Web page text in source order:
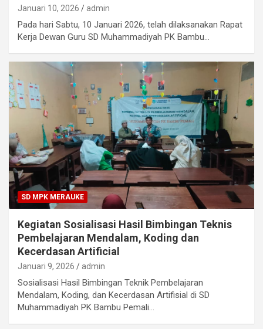
Januari 10, 2026 admin
Pada hari Sabtu, 10 Januari 2026, telah dilaksanakan Rapat
Kerja Dewan Guru SD Muhammadiyah PK Bambu…
SD MPK MERAUKE
Kegiatan Sosialisasi Hasil Bimbingan Teknis
Pembelajaran Mendalam, Koding dan
Kecerdasan Artificial
Januari 9, 2026 admin
Sosialisasi Hasil Bimbingan Teknik Pembelajaran
Mendalam, Koding, dan Kecerdasan Artifisial di SD
Muhammadiyah PK Bambu Pemali…